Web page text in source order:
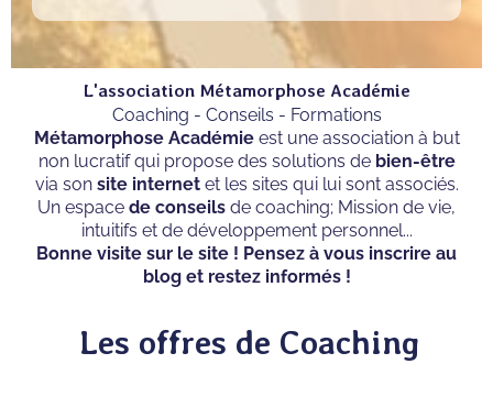
L'association Métamorphose Académie
Coaching - Conseils - Formations
Métamorphose Académieest une association à but
non lucratif qui propose des solutions de bien-être
via son site internetet les sites qui lui sont associés.
Un espace de conseils de coaching; Mission de vie,
intuitifs et de développement personnel...
Bonne visite sur le site ! Pensez à vous inscrire au
blog et restez informés !
Les offres de Coaching